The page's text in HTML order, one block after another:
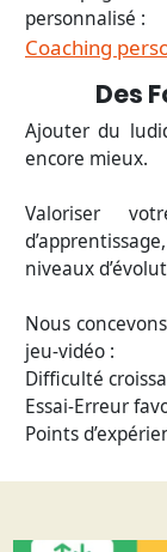
personnalisé :
Coaching
Des
Ajouter du
encore mieux.
Valoriser
niveaux
Nous
jeu-vidéo :
Difficulté
Essai-Erreur
Points